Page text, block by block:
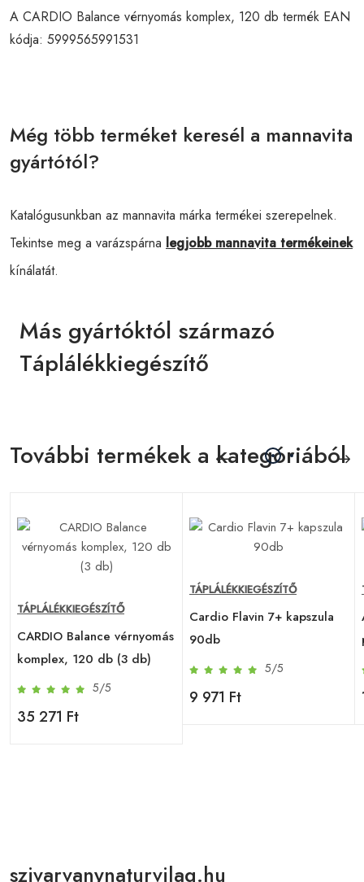
A CARDIO Balance vérnyomás komplex, 120 db termék EAN
kódja: 5999565991531
Még több terméket keresél a mannavita
gyártótól?
Katalógusunkban az mannavita márka termékei szerepelnek.
Tekintse meg a varázspárna legjobb mannavita termékeinek
kínálatát.
Más gyártóktól származó
Táplálékkiegészítő
További termékek a kategóriából
TÁPLÁLÉKKIEGÉSZÍTŐ
CARDIO Balance vérnyomás
komplex, 120 db (3 db)
5/5
35 271 Ft
TÁPLÁLÉKKIEGÉSZÍTŐ
Cardio Flavin 7+ kapszula
90db
5/5
9 971 Ft
szivarvanynaturvilag.hu